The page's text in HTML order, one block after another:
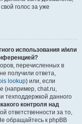
голос за уже
использования и/или
перечисленных в
получили ответа,
lookup) или, если
(например, chat.ru,
техподдержкой данного
контроля над
ответственности за то,
обращайтесь к phpBB